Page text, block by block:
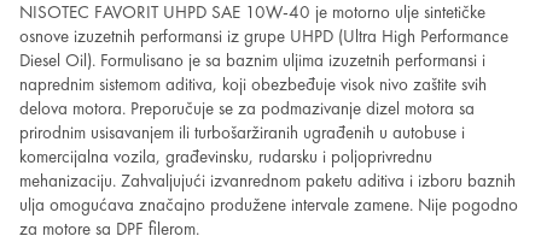
NISOTEC FAVORIT UHPD SAE 10W-40 je motorno ulje sintetičke
osnove izuzetnih performansi iz grupe UHPD (Ultra High Performance
Diesel Oil). Formulisano je sa baznim uljima izuzetnih performansi i
naprednim sistemom aditiva, koji obezbeđuje visok nivo zaštite svih
delova motora. Preporučuje se za podmazivanje dizel motora sa
prirodnim usisavanjem ili turbošaržiranih ugrađenih u autobuse i
komercijalna vozila, građevinsku, rudarsku i poljoprivrednu
mehanizaciju. Zahvaljujući izvanrednom paketu aditiva i izboru baznih
ulja omogućava značajno produžene intervale zamene. Nije pogodno
za motore sa DPF filerom.